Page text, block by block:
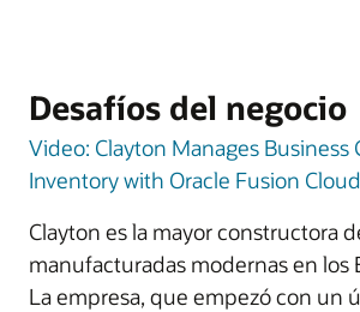
Desafíos del negocio
Video: Clayton Manages Business
Inventory with Oracle Fusion
Clayton es la mayor constructora
manufacturadas modernas en los
La empresa, que empezó con un